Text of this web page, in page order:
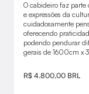
O cabideiro faz parte
e expressões da
cuidadosamente
oferecendo
podendo pendurar
gerais de 1600cm x
R$ 4.800,00 BRL